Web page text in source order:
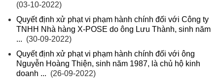
(03-10-2022)
Quyết định xử phạt vi phạm hành chính đối với Công ty
TNHH Nhà hàng X-POSE do ông Lưu Thành, sinh năm
... (30-09-2022)
Quyết định xử phạt vi phạm hành chính đối với ông
Nguyễn Hoàng Thiện, sinh năm 1987, là chủ hộ kinh
doanh ... (26-09-2022)